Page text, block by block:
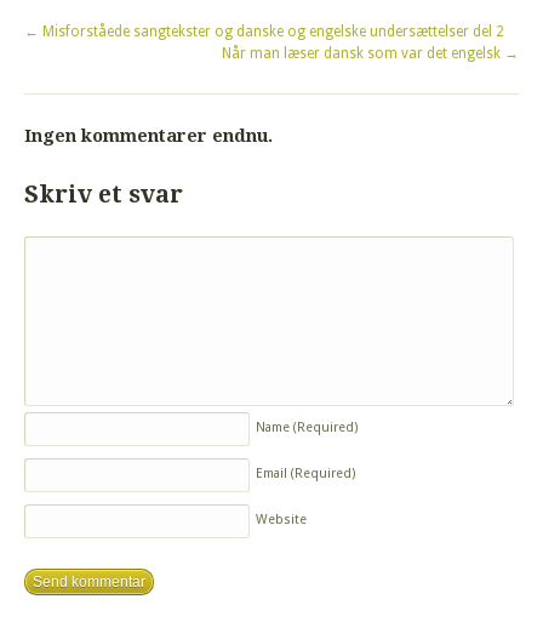
← Misforståede sangtekster og danske og engelske undersættelser del 2
Når man læser dansk som var det engelsk →
Ingen kommentarer endnu.
Skriv et svar
Name (Required)
Email (Required)
Website